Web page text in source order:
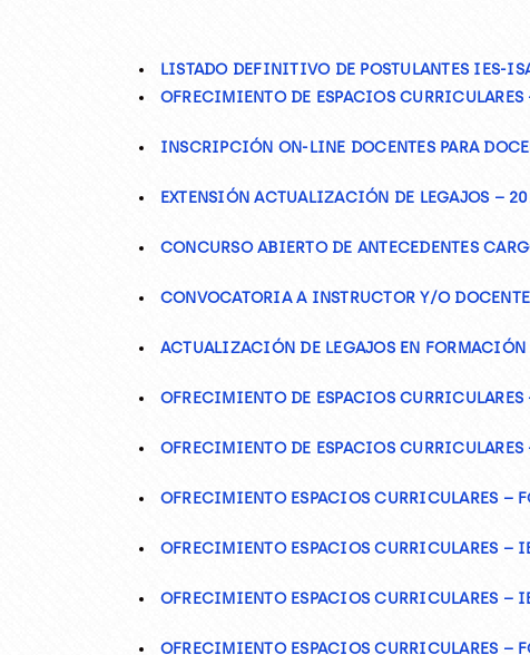
LISTADO DEFINITIVO DE POSTULANTES IES-
OFRECIMIENTO DE ESPACIOS
INSCRIPCIÓN ON-LINE DOCENTES PARA
EXTENSIÓN ACTUALIZACIÓN DE LEGAJOS –
CONCURSO ABIERTO DE ANTECEDENTES
CONVOCATORIA A INSTRUCTOR Y/O
ACTUALIZACIÓN DE LEGAJOS EN
OFRECIMIENTO DE ESPACIOS
OFRECIMIENTO DE ESPACIOS
OFRECIMIENTO ESPACIOS CURRICULARES –
OFRECIMIENTO ESPACIOS CURRICULARES –
OFRECIMIENTO ESPACIOS CURRICULARES –
OFRECIMIENTO ESPACIOS CURRICULARES –